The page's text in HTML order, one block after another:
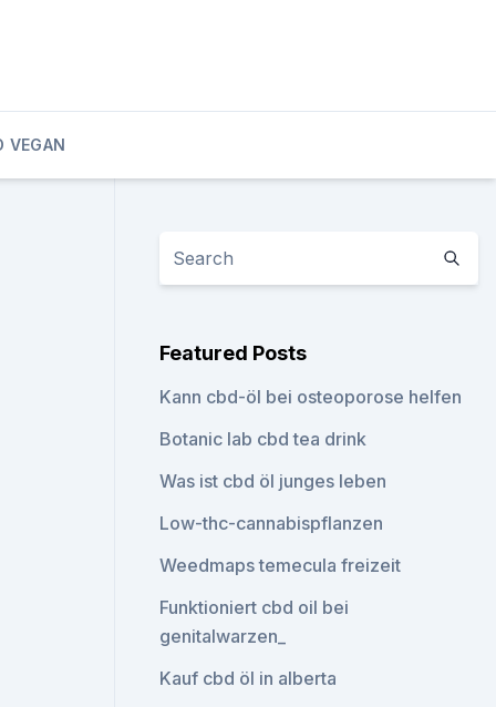
VEGAN
Featured Posts
Kann cbd-öl bei osteoporose helfen
Botanic lab cbd tea drink
Was ist cbd öl junges leben
Low-thc-cannabispflanzen
Weedmaps temecula freizeit
Funktioniert cbd oil bei
genitalwarzen_
Kauf cbd öl in alberta